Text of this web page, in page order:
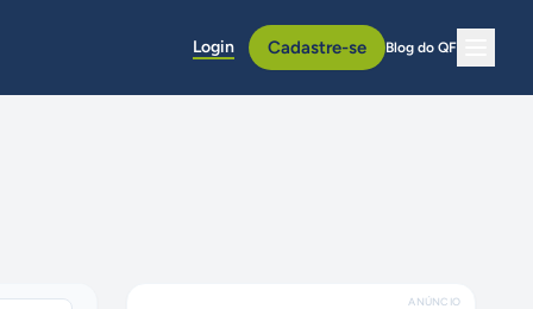
Login Cadastre-se Blog do QF
ANÚNCIO